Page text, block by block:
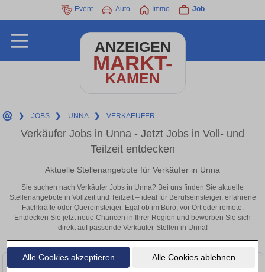
Alle Cookies akzeptieren Alle Cookies ablehnen
Event Auto Immo Job
ANZEIGEN
MARKT-
KAMEN
❯ JOBS ❯ UNNA ❯ VERKAEUFER
Verkäufer Jobs in Unna - Jetzt Jobs in Voll- und
Teilzeit entdecken
Aktuelle Stellenangebote für Verkäufer in Unna
Sie suchen nach Verkäufer Jobs in Unna? Bei uns finden Sie aktuelle
Stellenangebote in Vollzeit und Teilzeit – ideal für Berufseinsteiger, erfahrene
Fachkräfte oder Quereinsteiger. Egal ob im Büro, vor Ort oder remote:
Entdecken Sie jetzt neue Chancen in Ihrer Region und bewerben Sie sich
direkt auf passende Verkäufer-Stellen in Unna!